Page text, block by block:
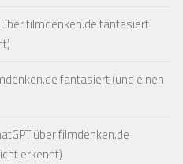
über filmdenken.de fantasiert
fantasiert (und einen
über filmdenken.de
erkennt)